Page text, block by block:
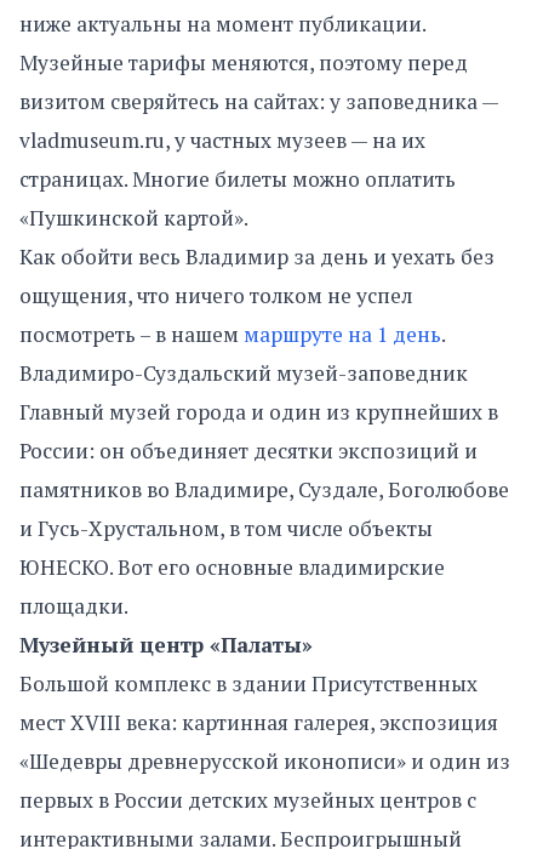
ниже актуальны на момент публикации.
Музейные тарифы меняются, поэтому перед
визитом сверяйтесь на сайтах: у заповедника —
vladmuseum.ru, у частных музеев — на их
страницах. Многие билеты можно оплатить
«Пушкинской картой».
Как обойти весь Владимир за день и уехать без
ощущения, что ничего толком не успел
посмотреть – в нашеммаршруте на 1 день.
Владимиро-Суздальский музей-заповедник
Главный музей города и один из крупнейших в
России: он объединяет десятки экспозиций и
памятников во Владимире, Суздале, Боголюбове
и Гусь-Хрустальном, в том числе объекты
ЮНЕСКО. Вот его основные владимирские
площадки.
Музейный центр «Палаты»
Большой комплекс в здании Присутственных
мест XVIII века: картинная галерея, экспозиция
«Шедевры древнерусской иконописи» и один из
первых в России детских музейных центров с
интерактивными залами. Беспроигрышный